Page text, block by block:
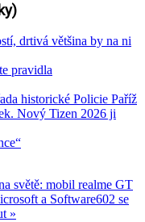
drtivá většina by na ni
pravidla
historické Policie Paříž
Nový Tizen 2026 ji
světě: mobil realme GT
a Software602 se
»